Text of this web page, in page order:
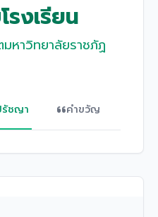
รงเรียน
มหาวิทยาลัยราชภัฏ
ชญา คำขวัญ